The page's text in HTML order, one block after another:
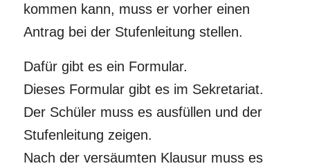
kommen kann, muss er vorher einen
Antrag bei der Stufenleitung stellen.
Dafür gibt es ein Formular.
Dieses Formular gibt es im Sekretariat.
Der Schüler muss es ausfüllen und der
Stufenleitung zeigen.
Nach der versäumten Klausur muss es